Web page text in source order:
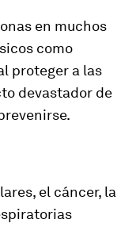
en muchos
como
proteger a las
devastador de
el cáncer, la